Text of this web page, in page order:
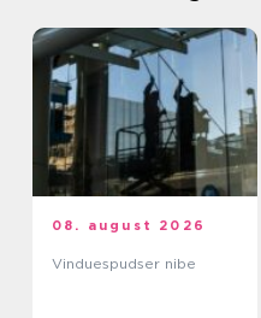
08. august 2026
Vinduespudser nibe